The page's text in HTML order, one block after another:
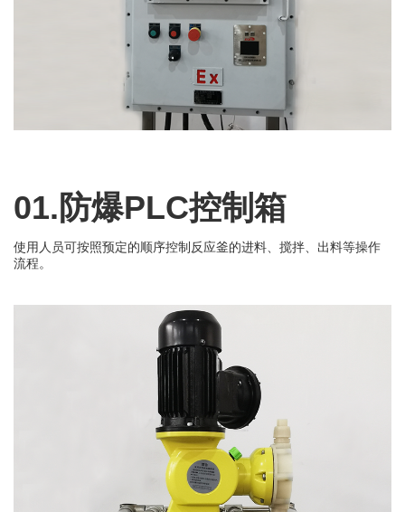
01.防爆PLC控制箱
使用人员可按照预定的顺序控制反应釜的进料、搅拌、出料等操作
流程。